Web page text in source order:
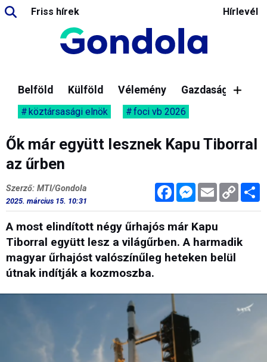
Friss hírek Hírlevél
Belföld Külföld Vélemény Gazdaság
köztársasági elnök foci vb 2026
Ők már együtt lesznek Kapu Tiborral
az űrben
FacebookMessenger
Email Copy
Link
Szerző: MTI/Gondola
2025. március 15. 10:31
A most elindított négy űrhajós már Kapu
Tiborral együtt lesz a világűrben. A harmadik
magyar űrhajóst valószínűleg heteken belül
útnak indítják a kozmoszba.